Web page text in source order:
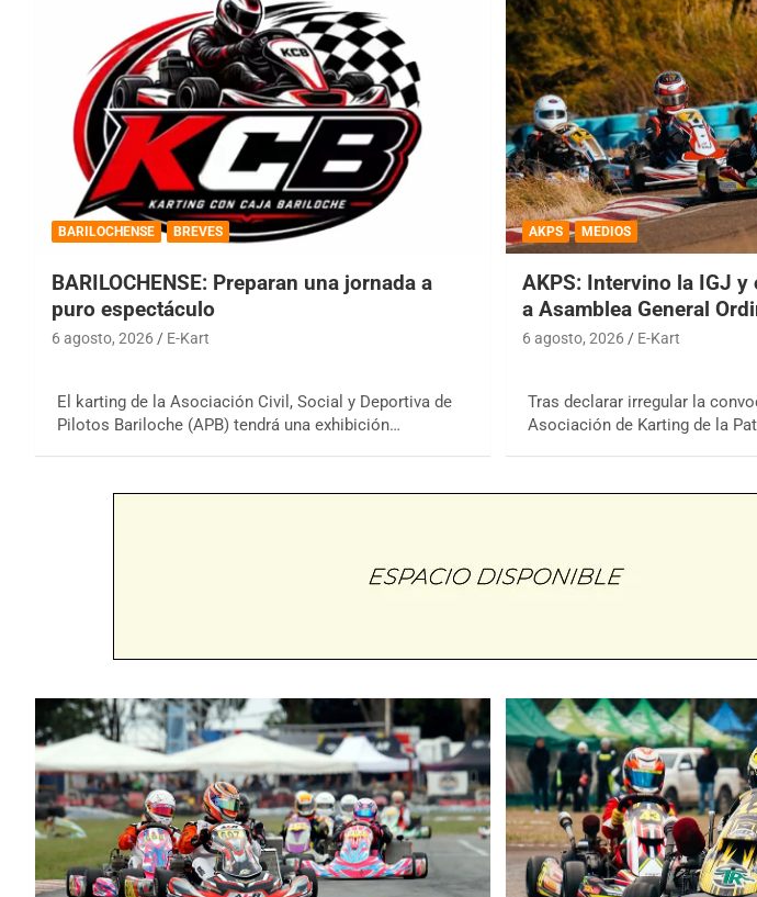
BARILOCHENSE BREVES
BARILOCHENSE: Preparan una jornada a
puro espectáculo
6 agosto, 2026 E-Kart
El karting de la Asociación Civil, Social y Deportiva de
Pilotos Bariloche (APB) tendrá una exhibición…
AKPS MEDIOS
AKPS: Intervino la IGJ
a Asamblea General
6 agosto, 2026 E-Kart
Tras declarar irregular la
Asociación de Karting de la